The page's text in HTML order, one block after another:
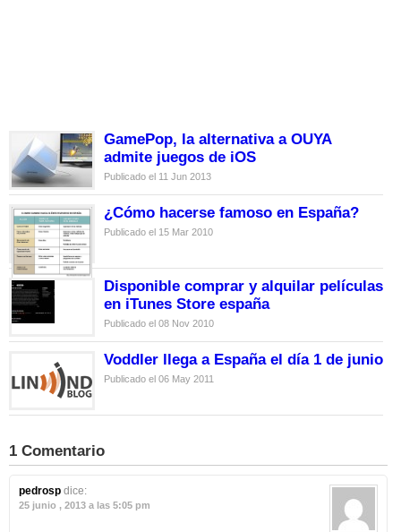
GamePop, la alternativa a OUYA
admite juegos de iOS
Publicado el 11 Jun 2013
¿Cómo hacerse famoso en España?
Publicado el 15 Mar 2010
Disponible comprar y alquilar películas
en iTunes Store españa
Publicado el 08 Nov 2010
Voddler llega a España el día 1 de junio
Publicado el 06 May 2011
1 Comentario
pedrosp dice:
25 junio , 2013 a las 5:05 pm